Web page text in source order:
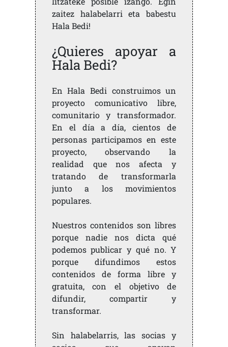
zaitez halabelarri eta babestu
Hala Bedi!
¿Quieres apoyar a
Hala Bedi?
En Hala Bedi construimos un
proyecto comunicativo libre,
comunitario y transformador.
En el día a día, cientos de
personas participamos en este
proyecto, observando la
realidad que nos afecta y
tratando de transformarla
junto a los movimientos
populares.
Nuestros contenidos son libres
porque nadie nos dicta qué
podemos publicar y qué no. Y
porque difundimos estos
contenidos de forma libre y
gratuita, con el objetivo de
difundir, compartir y
transformar.
Sin halabelarris, las socias y